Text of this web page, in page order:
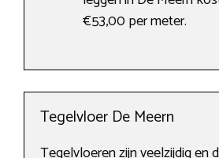
€53,00 per meter.
Tegelvloer De Meern